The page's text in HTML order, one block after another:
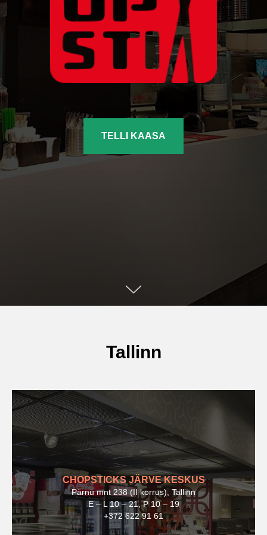
TELLI KAASA
Tallinn
CHOPSTICKS JÄRVE KESKUS
Pärnu mnt 238 (II korrus), Tallinn
E – L 10 – 21, P 10 – 19
+372 622 91 61